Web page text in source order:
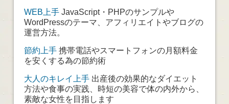
WEB上手JavaScript・PHPのサンプルや
WordPressのテーマ、アフィリエイトやブログの
運営方法。
節約上手携帯電話やスマートフォンの月額料金
を安くする為の節約術
大人のキレイ上手出産後の効果的なダイエット
方法や食事の実践、時短の美容で体の内外から、
素敵な女性を目指します